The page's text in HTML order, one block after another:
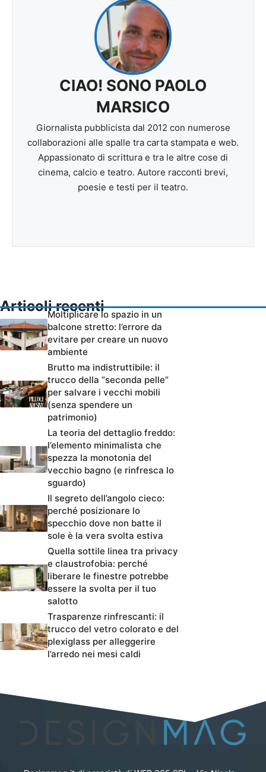
CIAO! SONO PAOLO
MARSICO
Giornalista pubblicista dal 2012 con numerose
collaborazioni alle spalle tra carta stampata e web.
Appassionato di scrittura e tra le altre cose di
cinema, calcio e teatro. Autore racconti brevi,
poesie e testi per il teatro.
Articoli recenti
Moltiplicare lo spazio in un
balcone stretto: l’errore da
evitare per creare un nuovo
ambiente
Brutto ma indistruttibile: il
trucco della “seconda pelle”
per salvare i vecchi mobili
(senza spendere un
patrimonio)
La teoria del dettaglio freddo:
l’elemento minimalista che
spezza la monotonia del
vecchio bagno (e rinfresca lo
sguardo)
Il segreto dell’angolo cieco:
perché posizionare lo
specchio dove non batte il
sole è la vera svolta estiva
Quella sottile linea tra privacy
e claustrofobia: perché
liberare le finestre potrebbe
essere la svolta per il tuo
salotto
Trasparenze rinfrescanti: il
trucco del vetro colorato e del
plexiglass per alleggerire
l’arredo nei mesi caldi